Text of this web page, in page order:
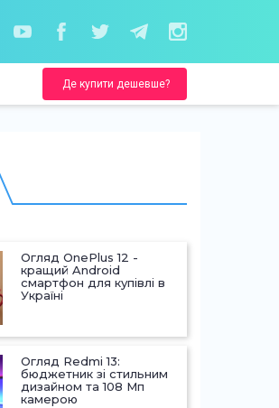
Де купити дешевше?
Огляд OnePlus 12 -
кращий Android
смартфон для купівлі в
Україні
Огляд Redmi 13:
бюджетник зі стильним
дизайном та 108 Мп
камерою